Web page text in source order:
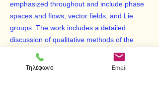
emphasized throughout and include phase
spaces and flows, vector fields, and Lie
groups. The work includes a detailed
discussion of qualitative methods of the
theory of dynamical systems and of
asymptotic methods like perturbation
Τηλέφωνο Email